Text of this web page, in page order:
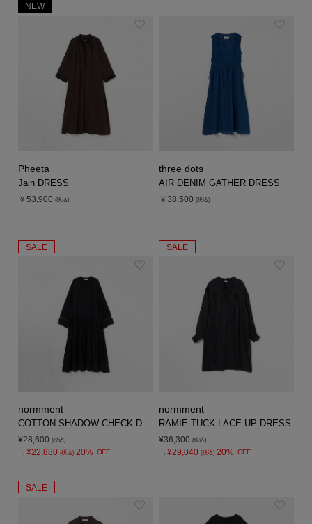
NEW
Pheeta
Jain DRESS
￥53,900 (税込)
three dots
AIR DENIM GATHER DRESS
￥38,500 (税込)
SALE
normment
COTTON SHADOW CHECK DRESS
¥28,600 (税込)
→¥22,880 (税込) 20% OFF
SALE
normment
RAMIE TUCK LACE UP DRESS
¥36,300 (税込)
→¥29,040 (税込) 20% OFF
SALE